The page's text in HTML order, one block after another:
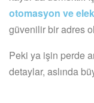
otomasyon ve
güvenilir bir adres
Peki ya işin perde
detaylar, aslında